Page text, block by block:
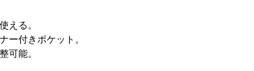
える。
ー付きポケット。
可能。